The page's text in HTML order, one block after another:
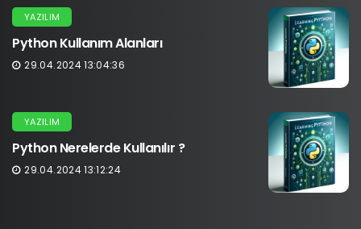
YAZILIM
Python Kullanım Alanları
29.04.2024 13:04:36
YAZILIM
Python Nerelerde Kullanılır ?
29.04.2024 13:12:24